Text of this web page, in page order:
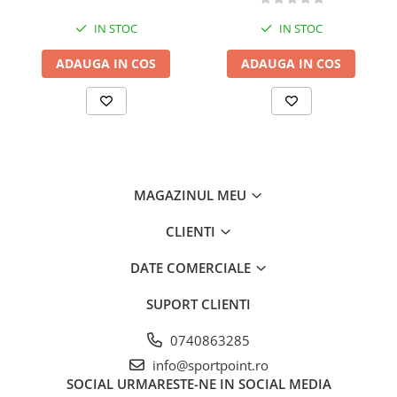
Greutate:83 gr.
Rezistenta:9 kN
Raza utila:17.0 - 27.7 mm.
IN STOC
ADAUGA IN COS
IN STOC
ADAUGA IN COS
MAGAZINUL MEU
CLIENTI
DATE COMERCIALE
SUPORT CLIENTI
0740863285
info@sportpoint.ro
SOCIAL URMARESTE-NE IN SOCIAL MEDIA